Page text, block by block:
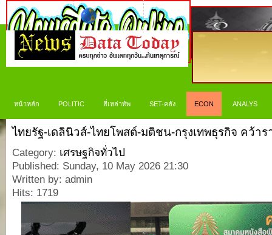
หน้าหลัก POLITIC สี่เหล่าทัพ SET-คลัง ECON ANALYS
ไทยรัฐ-เดลินิวส์-ไทยโพสต์-มติชน-กรุงเทพธุรกิจ คว้า
Category: เศรษฐกิจทั่วไป
Published: Sunday, 10 May 2026 21:30
Written by: admin
Hits: 1719